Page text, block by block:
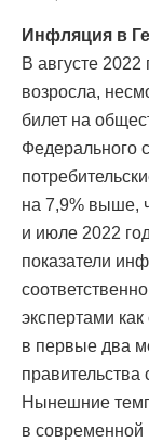
Инфляция в
В августе
возросла,
билет на
Федерального
на 7,9% выше,
и июле 2022
показатели
экспертами
в первые два
правительства
Нынешние
в